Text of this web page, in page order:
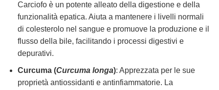
Carciofo è un potente alleato della digestione e della
funzionalità epatica. Aiuta a mantenere i livelli normali
di colesterolo nel sangue e promuove la produzione e il
flusso della bile, facilitando i processi digestivi e
depurativi.
Curcuma (Curcuma longa): Apprezzata per le sue
proprietà antiossidanti e antinfiammatorie. La